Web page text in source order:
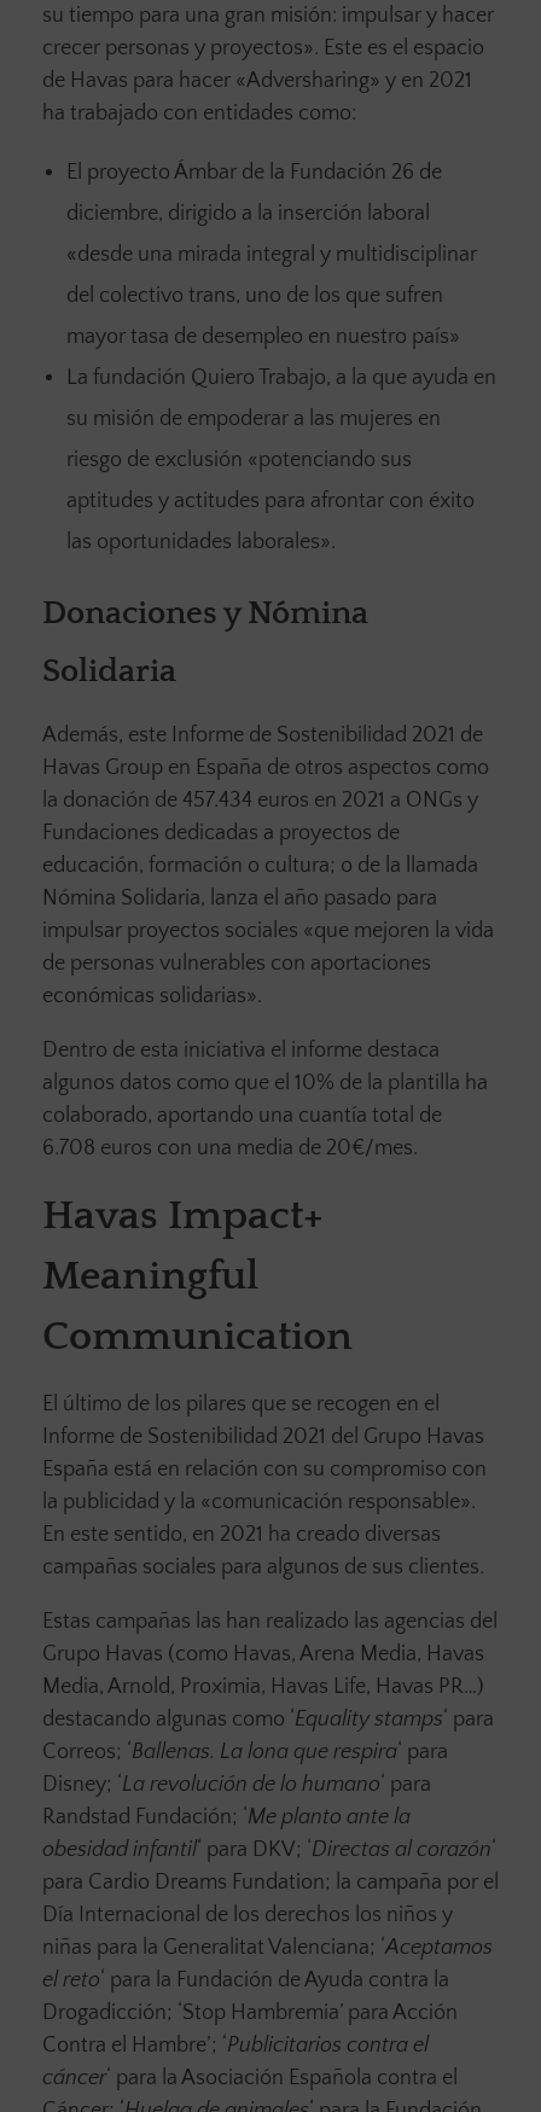
su tiempo para una gran misión: impulsar y hacer
crecer personas y proyectos». Este es el espacio
de Havas para hacer «Adversharing» y en 2021
ha trabajado con entidades como:
El proyecto Ámbar de la Fundación 26 de
diciembre, dirigido a la inserción laboral
«desde una mirada integral y multidisciplinar
del colectivo trans, uno de los que sufren
mayor tasa de desempleo en nuestro país»
La fundación Quiero Trabajo, a la que ayuda en
su misión de empoderar a las mujeres en
riesgo de exclusión «potenciando sus
aptitudes y actitudes para afrontar con éxito
las oportunidades laborales».
Donaciones y Nómina
Solidaria
Además, este Informe de Sostenibilidad 2021 de
Havas Group en España de otros aspectos como
la donación de 457.434 euros en 2021 a ONGs y
Fundaciones dedicadas a proyectos de
educación, formación o cultura; o de la llamada
Nómina Solidaria, lanza el año pasado para
impulsar proyectos sociales «que mejoren la vida
de personas vulnerables con aportaciones
económicas solidarias».
Dentro de esta iniciativa el informe destaca
algunos datos como que el 10% de la plantilla ha
colaborado, aportando una cuantía total de
6.708 euros con una media de 20€/mes.
Havas Impact+
Meaningful
Communication
El último de los pilares que se recogen en el
Informe de Sostenibilidad 2021 del Grupo Havas
España está en relación con su compromiso con
la publicidad y la «comunicación responsable».
En este sentido, en 2021 ha creado diversas
campañas sociales para algunos de sus clientes.
Estas campañas las han realizado las agencias del
Grupo Havas (como Havas, Arena Media, Havas
Media, Arnold, Proximia, Havas Life, Havas PR…)
destacando algunas como ‘Equality stamps‘ para
Correos; ‘Ballenas. La lona que respira‘ para
Disney; ‘La revolución de lo humano‘ para
Randstad Fundación; ‘Me planto ante la
obesidad infantil‘ para DKV; ‘Directas al corazón‘
para Cardio Dreams Fundation; la campaña por el
Día Internacional de los derechos los niños y
niñas para la Generalitat Valenciana; ‘Aceptamos
el reto‘ para la Fundación de Ayuda contra la
Drogadicción; ‘Stop Hambremia’ para Acción
Contra el Hambre’; ‘Publicitarios contra el
cáncer‘ para la Asociación Española contra el